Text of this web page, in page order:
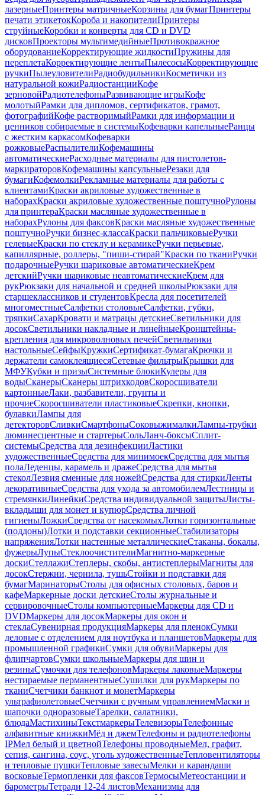
лазерныеПринтеры матричныеКорзины для бумагПринтеры
печати этикетокКороба и накопителиПринтеры
струйныеКоробки и конверты для CD и DVD
дисковПроекторы мультимедийныеПротивокражное
оборудованиеКорректирующие жидкостиПружины для
переплетаКорректирующие лентыПылесосыКорректирующие
ручкиПылеуловителиРадиобудильникиКосметички из
натуральной кожиРадиостанцииКофе
зерновойРадиотелефоныРазвивающие игрыКофе
молотыйРамки для дипломов, сертификатов, грамот,
фотографийКофе растворимыйРамки для информации и
ценников собираемые в системыКофеварки капельныеРанцы
с жестким каркасомКофеварки
рожковыеРаспылителиКофемашины
автоматическиеРасходные материалы для пистолетов-
маркираторовКофемашины капсульныеРезаки для
бумагиКофемолкиРекламные материалы для работы с
клиентамиКраски акриловые художественные в
наборахКраски акриловые художественные поштучноРулоны
для принтераКраски масляные художественные в
наборахРулоны для факсовКраски масляные художественные
поштучноРучки бизнес-классаКраски пальчиковыеРучки
гелевыеКраски по стеклу и керамикеРучки перьевые,
капиллярные, роллеры, "пиши-стирай"Краски по тканиРучки
подарочныеРучки шариковые автоматическиеКрем
детскийРучки шариковые неавтоматическиеКрем для
рукРюкзаки для начальной и средней школыРюкзаки для
старшеклассников и студентовКресла для посетителей
многоместныеСалфетки столовыеСалфетки, губки,
тряпкиСахарКровати и матрацы детскиеСветильники для
досокСветильники накладные и линейныеКронштейны-
крепления для микроволновых печейСветильники
настольныеСейфыКружкиСертификат-бумагаКрючки и
держатели самоклеящиесяСетевые фильтрыКрышки для
МФУКубки и призыСистемные блокиКулеры для
водыСканерыСканеры штрихкодовСкоросшиватели
картонныеЛаки, разбавители, грунты и
прочиеСкоросшиватели пластиковыеСкрепки, кнопки,
булавкиЛампы для
детекторовСливкиСмартфоныСоковыжималкиЛампы-трубки
люминесцентные и стартерыСольЛанч-боксыСплит-
системыСредства для дезинфекцииЛастики
художественныеСредства для минимоекСредства для мытья
полаЛеденцы, карамель и дражеСредства для мытья
стеколЛезвия сменные для ножейСредства для стиркиЛенты
декоративныеСредства для ухода за автомобилемЛестницы и
стремянкиЛинейкиСредства индивидуальной защитыЛисты-
вкладыши для монет и купюрСредства личной
гигиеныЛожкиСредства от насекомыхЛотки горизонтальные
(поддоны)Лотки и подставки секционныеСтабилизаторы
напряженияЛотки настенные металлическиеСтаканы, бокалы,
фужерыЛупыСтеклоочистителиМагнитно-маркерные
доскиСтеллажиСтеплеры, скобы, антистеплерыМагниты для
досокСтержни, чернила, тушьСтойки и подставки для
бумагМаринаторыСтолы для офисных столовых, баров и
кафеМаркерные доски детскиеСтолы журнальные и
сервировочныеСтолы компьютерныеМаркеры для CD и
DVDМаркеры для досокМаркеры для окон и
стеклаСувенирная продукцияМаркеры для пленокСумки
деловые с отделением для ноутбука и планшетовМаркеры для
промышленной графикиСумки для обувиМаркеры для
флипчартовСумки школьныеМаркеры для шин и
резиныСумочки для телефоновМаркеры лаковыеМаркеры
нестираемые перманентныеСушилки для рукМаркеры по
тканиСчетчики банкнот и монетМаркеры
ультрафиолетовыеСчетчики с ручным управлениемМаски и
шапочки одноразовыеТарелки, салатники,
блюдаМастихиныТекстмаркерыТелевизорыТелефонные
алфавитные книжкиМёд и джемТелефоны и радиотелефоны
IPМел белый и цветнойТелефоны проводныеМел, графит,
сепия, сангина, соус, уголь художественныеТепловентиляторы
и тепловые пушкиТепловые завесыМелки и карандаши
восковыеТермопленки для факсовТермосыМетеостанции и
барометрыТетради 12-24 листовМеханизмы для